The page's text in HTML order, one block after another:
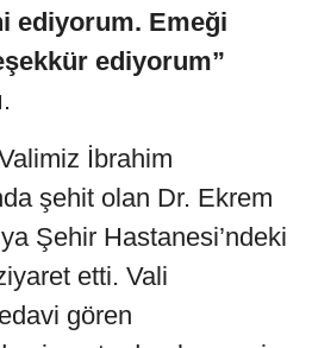
ediyorum. Emeği
ediyorum”
İbrahim
şehit olan Dr. Ekrem
Şehir Hastanesi’ndeki
etti. Vali
gören